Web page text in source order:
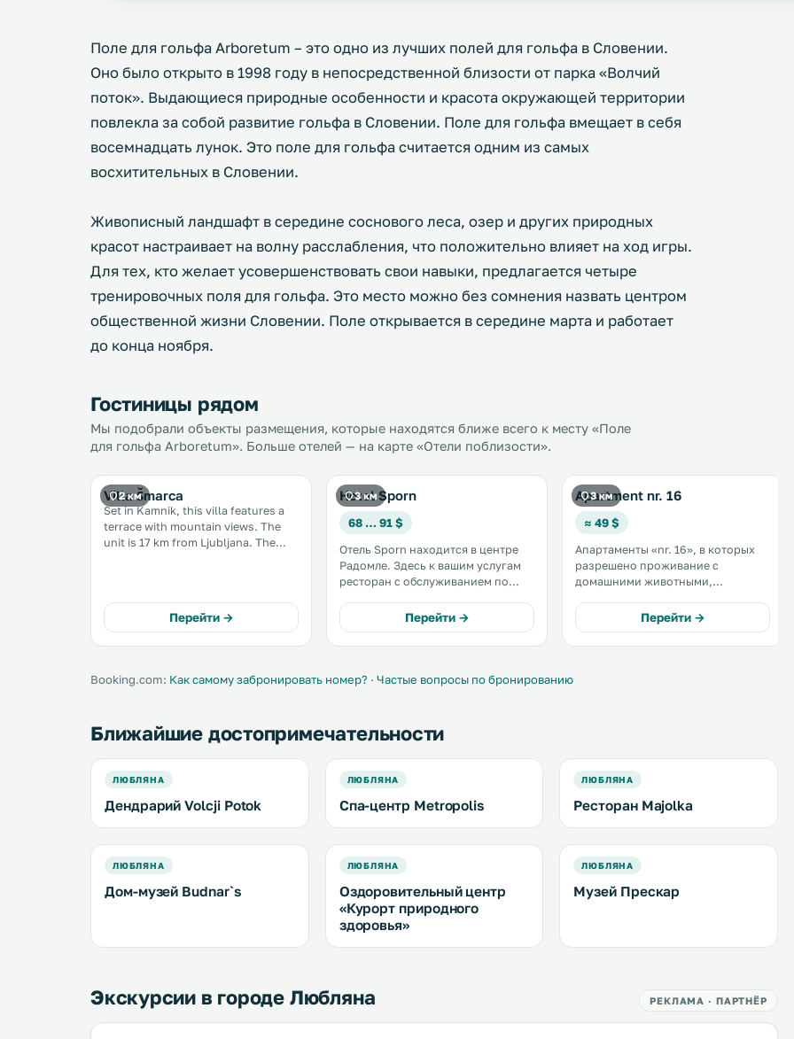
Поле для гольфа Arboretum – это одно из лучших полей для гольфа в Словении.
Оно было открыто в 1998 году в непосредственной близости от парка «Волчий
поток». Выдающиеся природные особенности и красота окружающей территории
повлекла за собой развитие гольфа в Словении. Поле для гольфа вмещает в себя
восемнадцать лунок. Это поле для гольфа считается одним из самых
восхитительных в Словении.
Живописный ландшафт в середине соснового леса, озер и других природных
красот настраивает на волну расслабления, что положительно влияет на ход игры.
Для тех, кто желает усовершенствовать свои навыки, предлагается четыре
тренировочных поля для гольфа. Это место можно без сомнения назвать центром
общественной жизни Словении. Поле открывается в середине марта и работает
до конца ноября.
Гостиницы рядом
Мы подобрали объекты размещения, которые находятся ближе всего к месту «Поле
для гольфа Arboretum». Больше отелей — на карте «Отели поблизости».
2 км
Villa Šmarca
Set in Kamnik, this villa features a
terrace with mountain views. The
unit is 17 km from Ljubljana. The
Šmarca include a barbecue. .
Перейти →
3 км
Hotel Sporn
68 … 91 $
Отель Sporn находится в центре
Радомле. Здесь к вашим услугам
ресторан с обслуживанием по
в очаровательном внутреннем
дворе. В номерах предоставляется
бесплатный WiFi. Окна всех
двор. .
Перейти →
3 км
Apartment nr. 16
≈ 49 $
Апартаменты «nr. 16», в которых
разрешено проживание с
домашними животными,
км от Любляны. На всей
территории апартаментов
доступен бесплатный Wi-Fi. Кухня
Перейти →
Booking.com: Как самому забронировать номер? · Частые вопросы по бронированию
Ближайшие достопримечательности
ЛЮБЛЯНА
Дендрарий Volcji Potok
ЛЮБЛЯНА
Спа-центр Metropolis
ЛЮБЛЯНА
Ресторан Majolka
ЛЮБЛЯНА
Дом-музей Budnar`s
ЛЮБЛЯНА
Оздоровительный центр
«Курорт природного
здоровья»
ЛЮБЛЯНА
Музей Прескар
Экскурсии в городе Любляна РЕКЛАМА · ПАРТНЁР